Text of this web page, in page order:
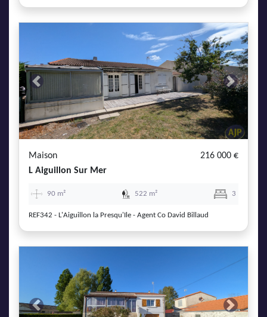
Previous Next
Maison
216 000 €
L Aiguillon Sur Mer
90 m² 522 m² 3
REF342 - L'Aiguillon la Presqu'Ile - Agent Co David Billaud
Previous Next